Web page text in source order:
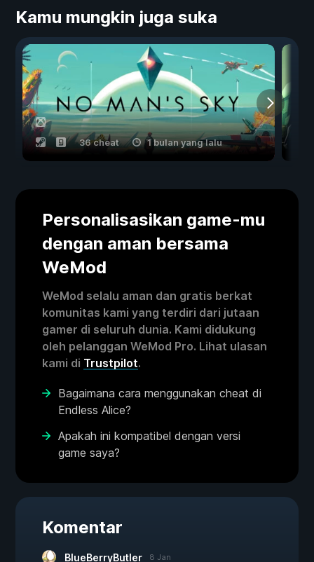
Kamu mungkin juga suka
36 cheat 1 bulan yang lalu
Personalisasikan game-mu
dengan aman bersama
WeMod
WeMod selalu aman dan gratis berkat
komunitas kami yang terdiri dari jutaan
gamer di seluruh dunia. Kami didukung
oleh pelanggan WeMod Pro. Lihat ulasan
kami di Trustpilot.
Bagaimana cara menggunakan cheat di
Endless Alice?
Apakah ini kompatibel dengan versi
game saya?
Komentar
BlueBerryButler 8 Jan